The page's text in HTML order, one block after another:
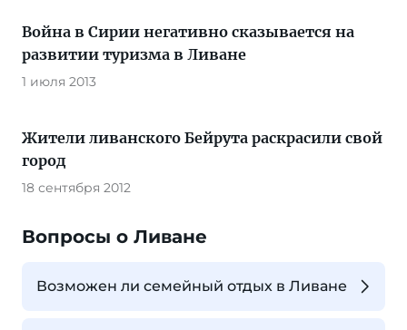
Война в Сирии негативно сказывается на
развитии туризма в Ливане
1 июля 2013
Жители ливанского Бейрута раскрасили свой
город
18 сентября 2012
Вопросы о Ливане
Возможен ли семейный отдых в Ливане